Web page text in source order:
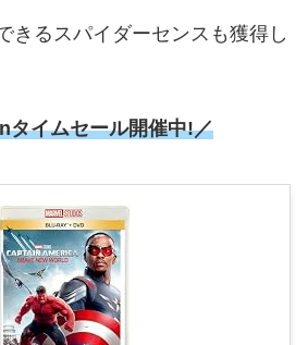
きるスパイダーセンスも獲得し
タイムセール開催中!／